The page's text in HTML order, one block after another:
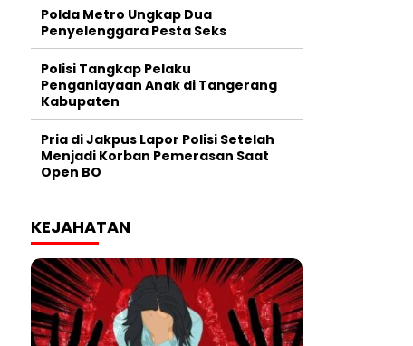
Polda Metro Ungkap Dua
Penyelenggara Pesta Seks
Polisi Tangkap Pelaku
Penganiayaan Anak di Tangerang
Kabupaten
Pria di Jakpus Lapor Polisi Setelah
Menjadi Korban Pemerasan Saat
Open BO
KEJAHATAN